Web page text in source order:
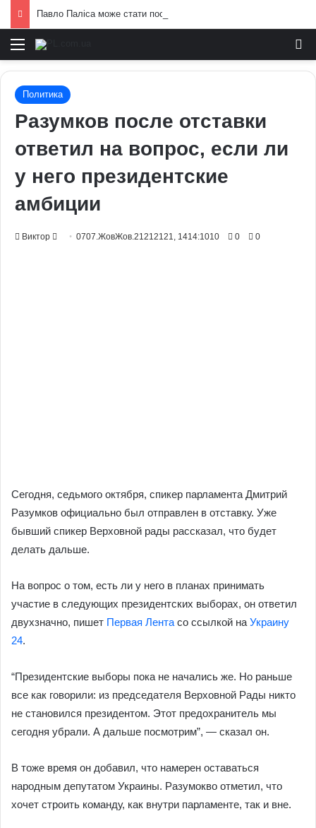
Меню
Политика
Разумков после отставки
ответил на вопрос, если ли
у него президентские
амбиции
Виктор
Send0707.ЖовЖов.21212121, 1414:1010 0 0
Сегодня, седьмого октября, спикер парламента Дмитрий
Разумков официально был отправлен в отставку. Уже
бывший спикер Верховной рады рассказал, что будет
делать дальше.
На вопрос о том, есть ли у него в планах принимать
участие в следующих президентских выборах, он ответил
двухзначно, пишет Первая Лента со ссылкой на Украину
24.
“Президентские выборы пока не начались же. Но раньше
все как говорили: из председателя Верховной Рады никто
не становился президентом. Этот предохранитель мы
сегодня убрали. А дальше посмотрим”, — сказал он.
В тоже время он добавил, что намерен оставаться
народным депутатом Украины. Разумокво отметил, что
хочет строить команду, как внутри парламенте, так и вне.